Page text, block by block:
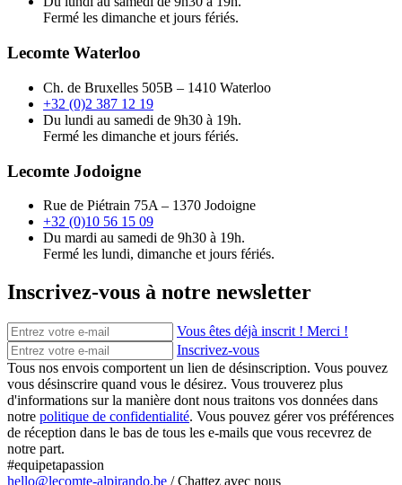
Fermé les dimanche et jours fériés.
Lecomte Waterloo
Ch. de Bruxelles 505B – 1410 Waterloo
+32 (0)2 387 12 19
Du lundi au samedi de 9h30 à 19h.
Fermé les dimanche et jours fériés.
Lecomte Jodoigne
Rue de Piétrain 75A – 1370 Jodoigne
+32 (0)10 56 15 09
Du mardi au samedi de 9h30 à 19h.
Fermé les lundi, dimanche et jours fériés.
Inscrivez-vous à notre newsletter
Vous êtes déjà inscrit ! Merci !
Inscrivez-vous
Tous nos envois comportent un lien de désinscription. Vous pouvez
vous désinscrire quand vous le désirez. Vous trouverez plus
d'informations sur la manière dont nous traitons vos données dans
notre politique de confidentialité. Vous pouvez gérer vos préférences
de réception dans le bas de tous les e-mails que vous recevrez de
notre part.
#equipetapassion
hello@lecomte-alpirando.be /Chattez avec nous